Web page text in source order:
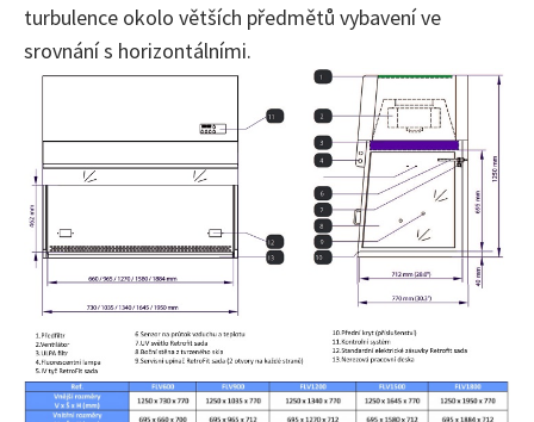
turbulence okolo větších předmětů vybavení ve
srovnání s horizontálními.